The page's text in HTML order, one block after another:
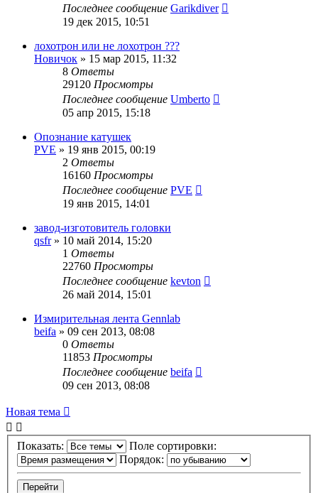
Последнее сообщение Garikdiver
19 дек 2015, 10:51
лохотрон или не лохотрон ???
Новичок » 15 мар 2015, 11:32
8 Ответы
29120 Просмотры
Последнее сообщение Umberto
05 апр 2015, 15:18
Опознание катушек
PVE » 19 янв 2015, 00:19
2 Ответы
16160 Просмотры
Последнее сообщение PVE
19 янв 2015, 14:01
завод-изготовитель головки
qsfr» 10 май 2014, 15:20
1 Ответы
22760 Просмотры
Последнее сообщение kevton
26 май 2014, 15:01
Измирительная лента Gennlab
beifa » 09 сен 2013, 08:08
0 Ответы
11853 Просмотры
Последнее сообщение beifa
09 сен 2013, 08:08
Новая тема
Показать:
Поле сортировки:
Порядок: